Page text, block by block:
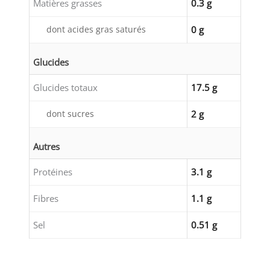
Matières grasses 0.3 g
dont acides gras saturés 0 g
Glucides
Glucides totaux 17.5 g
dont sucres 2 g
Autres
Protéines 3.1 g
Fibres 1.1 g
Sel 0.51 g